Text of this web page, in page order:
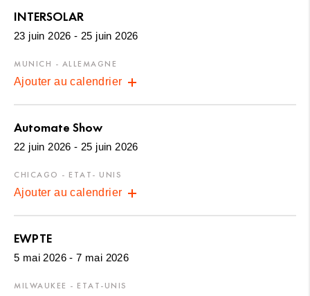
INTERSOLAR
23 juin 2026 - 25 juin 2026
MUNICH - ALLEMAGNE
Ajouter au calendrier
Automate Show
22 juin 2026 - 25 juin 2026
CHICAGO - ETAT- UNIS
Ajouter au calendrier
EWPTE
5 mai 2026 - 7 mai 2026
MILWAUKEE - ETAT-UNIS